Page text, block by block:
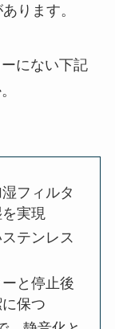
ります。
にない下記
フィルタ
実現
テンレス
と停止後
保つ